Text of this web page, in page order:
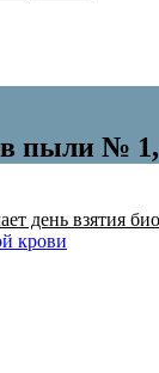
пыли №
день взятия
крови